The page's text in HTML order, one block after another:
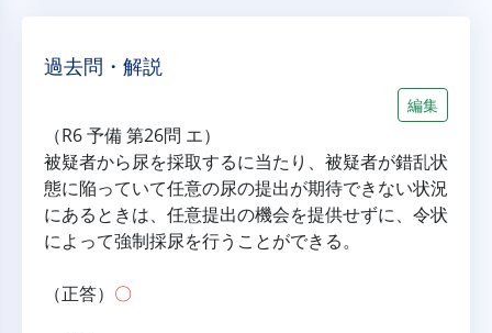
過去問・解説
編集
（R6 予備 第26問 エ）
被疑者から尿を採取するに当たり、被疑者が錯乱状
態に陥っていて任意の尿の提出が期待できない状況
にあるときは、任意提出の機会を提供せずに、令状
によって強制採尿を行うことができる。
（正答） 〇